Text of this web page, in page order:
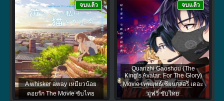
A whisker away เหมียวน้อย
คอยรัก The Movie ซับไทย
จบแล้ว
Quanzhi Gaoshou (The
King’s Avatar: For The Glory)
Movie เทพยุทธ์เซียนกลอรี่ เดอะ
มูฟวี่ ซับไทย
จบแล้ว